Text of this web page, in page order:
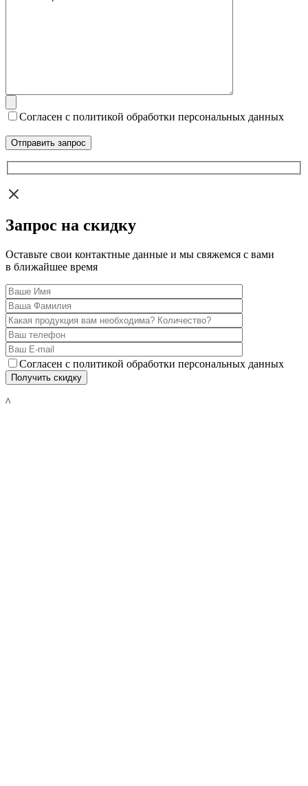
Согласен с политикой обработки персональных данных
Запрос на скидку
Оставьте свои контактные данные и мы свяжемся с вами
в ближайшее время
Согласен с политикой обработки персональных данных
^